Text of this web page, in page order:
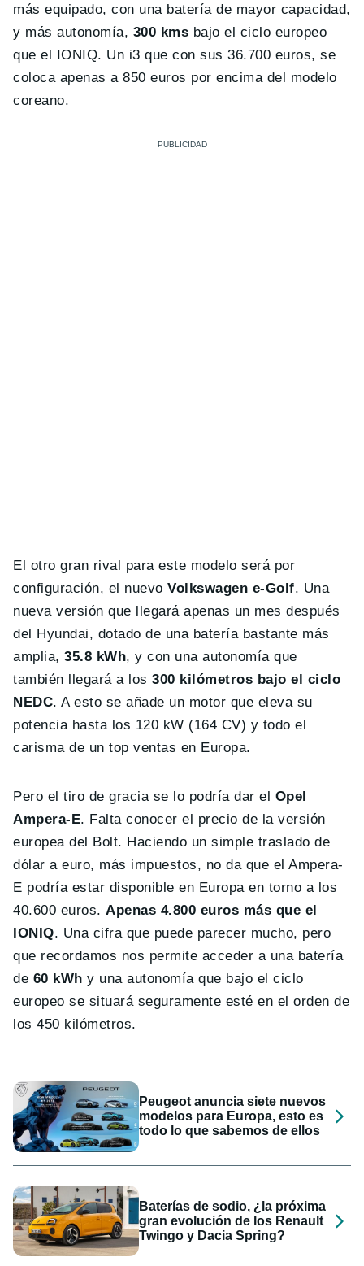
más equipado, con una batería de mayor capacidad,
y más autonomía, 300 kms bajo el ciclo europeo
que el IONIQ. Un i3 que con sus 36.700 euros, se
coloca apenas a 850 euros por encima del modelo
coreano.
El otro gran rival para este modelo será por
configuración, el nuevo Volkswagen e-Golf. Una
nueva versión que llegará apenas un mes después
del Hyundai, dotado de una batería bastante más
amplia,35.8 kWh, y con una autonomía que
también llegará a los300 kilómetros bajo el ciclo
NEDC. A esto se añade un motor que eleva su
potencia hasta los 120 kW (164 CV) y todo el
carisma de un top ventas en Europa.
Pero el tiro de gracia se lo podría dar el Opel
Ampera-E. Falta conocer el precio de la versión
europea del Bolt. Haciendo un simple traslado de
dólar a euro, más impuestos, no da que el Ampera-
E podría estar disponible en Europa en torno a los
40.600 euros. Apenas 4.800 euros más que el
IONIQ. Una cifra que puede parecer mucho, pero
que recordamos nos permite acceder a una batería
de 60 kWh y una autonomía que bajo el ciclo
europeo se situará seguramente esté en el orden de
los 450 kilómetros.
Peugeot anuncia siete nuevos
modelos para Europa, esto es
todo lo que sabemos de ellos
Baterías de sodio, ¿la próxima
gran evolución de los Renault
Twingo y Dacia Spring?